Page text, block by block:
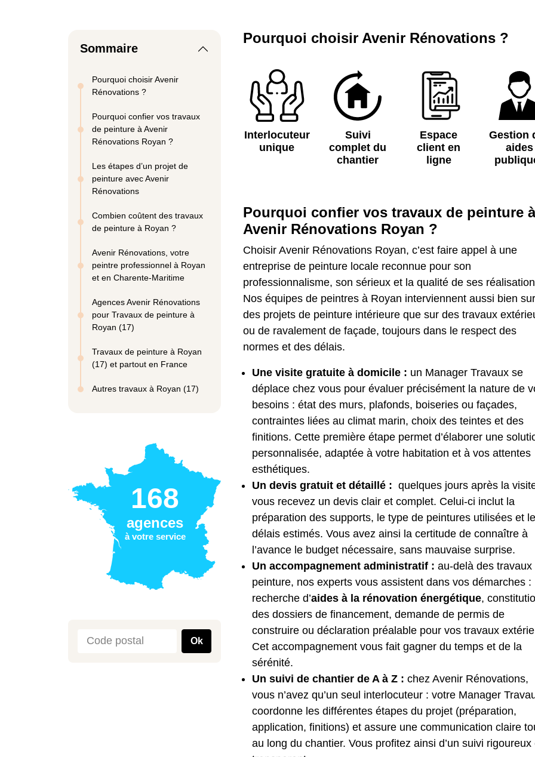
Sommaire
Pourquoi choisir Avenir
Rénovations ?
Pourquoi confier vos travaux
de peinture à Avenir
Rénovations Royan ?
Les étapes d’un projet de
peinture avec Avenir
Rénovations
Combien coûtent des travaux
de peinture à Royan ?
Avenir Rénovations, votre
peintre professionnel à Royan
et en Charente-Maritime
Agences Avenir Rénovations
pour Travaux de peinture à
Royan (17)
Travaux de peinture à Royan
(17) et partout en France
Autres travaux à Royan (17)
168
agences
à votre service
Ok
Pourquoi choisir Avenir Rénovations ?
Interlocuteur
unique
Suivi
complet du
chantier
Espace
client en
ligne
Gestion
aides
Pourquoi confier vos travaux de peinture à
Avenir Rénovations Royan ?
Choisir Avenir Rénovations Royan, c’est faire appel à une
entreprise de peinture locale reconnue pour son
professionnalisme, son sérieux et la qualité de ses
Nos équipes de peintres à Royan interviennent aussi bien sur
des projets de peinture intérieure que sur des travaux
ou de ravalement de façade, toujours dans le respect des
normes et des délais.
Une visite gratuite à domicile : un Manager Travaux se
déplace chez vous pour évaluer précisément la nature de
besoins : état des murs, plafonds, boiseries ou façades,
contraintes liées au climat marin, choix des teintes et des
finitions. Cette première étape permet d’élaborer une
personnalisée, adaptée à votre habitation et à vos attentes
esthétiques.
Un devis gratuit et détaillé : quelques jours après la
vous recevez un devis clair et complet. Celui-ci inclut la
préparation des supports, le type de peintures utilisées et
délais estimés. Vous avez ainsi la certitude de connaître à
l’avance le budget nécessaire, sans mauvaise surprise.
Un accompagnement administratif : au-delà des travaux
peinture, nos experts vous assistent dans vos démarches :
recherche d’aides à la rénovation énergétique,
des dossiers de financement, demande de permis de
construire ou déclaration préalable pour vos travaux
Cet accompagnement vous fait gagner du temps et de la
sérénité.
Un suivi de chantier de A à Z : chez Avenir Rénovations,
vous n’avez qu’un seul interlocuteur : votre Manager
coordonne les différentes étapes du projet (préparation,
application, finitions) et assure une communication claire
au long du chantier. Vous profitez ainsi d’un suivi rigoureux